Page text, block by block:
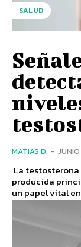
SALUD
MATIAS D. -
La testosterona
producida
un papel vital